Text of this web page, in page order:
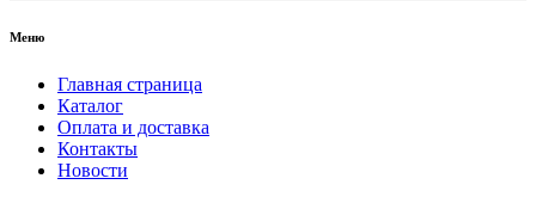
Меню
Главная страница
Каталог
Оплата и доставка
Контакты
Новости